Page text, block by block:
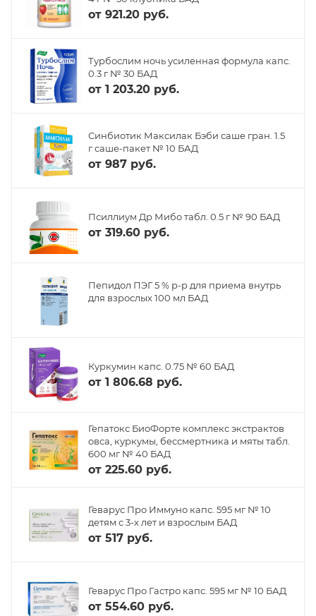
от 921.20 руб.
Турбослим ночь усиленная формула капс.
0.3 г № 30 БАД
от 1 203.20 руб.
Синбиотик Максилак Бэби саше гран. 1.5
г саше-пакет № 10 БАД
от 987 руб.
Псиллиум Др Мибо табл. 0.5 г № 90 БАД
от 319.60 руб.
Пепидол ПЭГ 5 % р-р для приема внутрь
для взрослых 100 мл БАД
Куркумин капс. 0.75 № 60 БАД
от 1 806.68 руб.
Гепатокс БиоФорте комплекс экстрактов
овса, куркумы, бессмертника и мяты табл.
600 мг № 40 БАД
от 225.60 руб.
Геварус Про Иммуно капс. 595 мг № 10
детям с 3-х лет и взрослым БАД
от 517 руб.
Геварус Про Гастро капс. 595 мг № 10 БАД
от 554.60 руб.